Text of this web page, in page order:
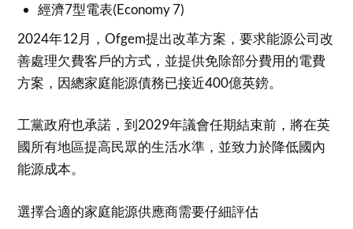
經濟7型電表(Economy 7)
2024年12月，Ofgem提出改革方案，要求能源公司改
善處理欠費客戶的方式，並提供免除部分費用的電費
方案，因總家庭能源債務已接近400億英鎊。
工黨政府也承諾，到2029年議會任期結束前，將在英
國所有地區提高民眾的生活水準，並致力於降低國內
能源成本。
選擇合適的家庭能源供應商需要仔細評估